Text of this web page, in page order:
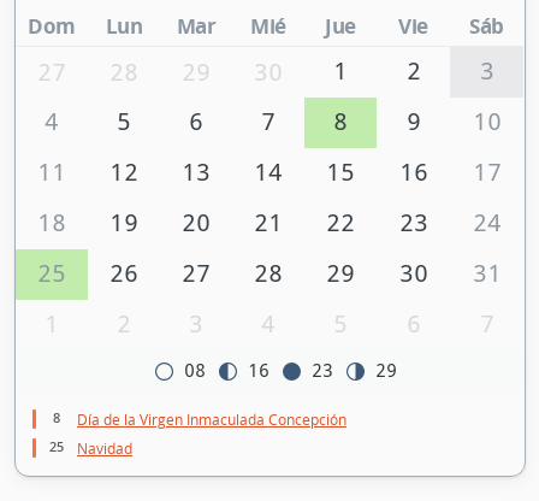
Dom Lun Mar Mié Jue Vie Sáb
27 28 29 30 1 2
3
4
5 6 7 8 9
10
11
12 13 14 15 16
17
18
19 20 21 22 23
24
25
26 27 28 29 30
31
1
2 3 4 5 6 7
08 16 23 29
8 Día de la Virgen Inmaculada Concepción
25 Navidad